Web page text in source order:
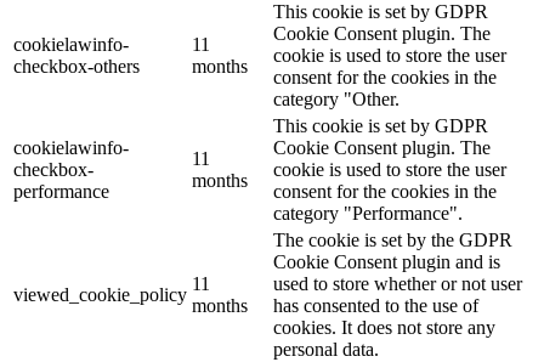
cookielawinfo-
checkbox-others
11
months
This cookie is set by GDPR
Cookie Consent plugin. The
cookie is used to store the user
consent for the cookies in the
category "Other.
cookielawinfo-
checkbox-
performance
11
months
This cookie is set by GDPR
Cookie Consent plugin. The
cookie is used to store the user
consent for the cookies in the
category "Performance".
viewed_cookie_policy
11
months
The cookie is set by the GDPR
Cookie Consent plugin and is
used to store whether or not user
has consented to the use of
cookies. It does not store any
personal data.